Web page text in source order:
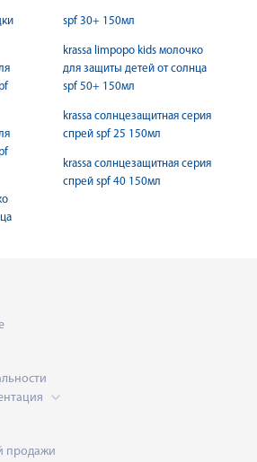
spf 30+ 150мл
krassa limpopo kids молочко
для защиты детей от солнца
spf 50+ 150мл
krassa солнцезащитная серия
спрей spf 25 150мл
krassa солнцезащитная серия
спрей spf 40 150мл
продажи